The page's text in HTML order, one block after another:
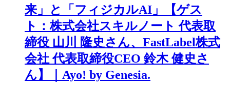
来」と「フィジカルAI」【ゲス
ト：株式会社スキルノート 代表取
締役 山川 隆史さん、FastLabel株式
会社 代表取締役CEO 鈴木 健史さ
ん】｜Ayo! by Genesia.